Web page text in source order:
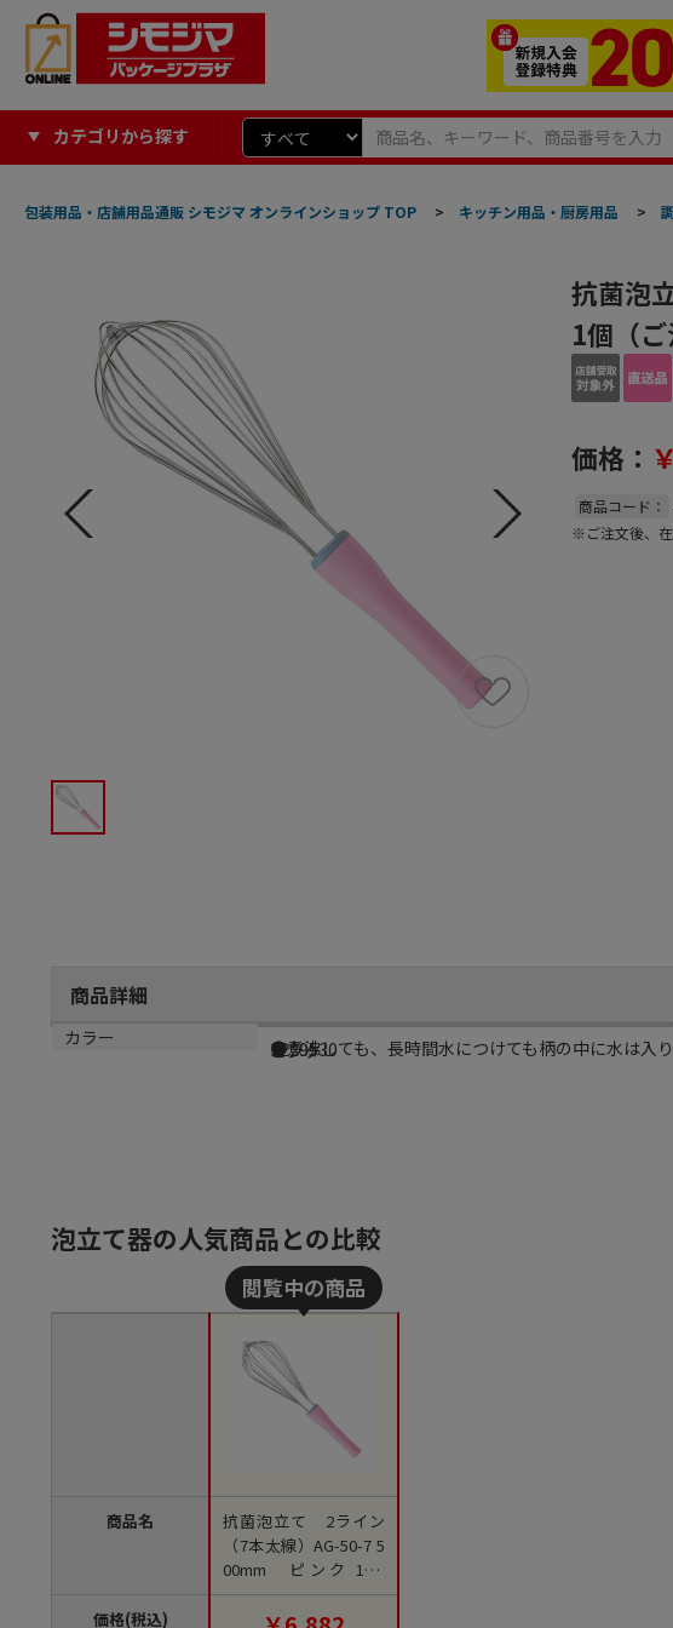
カテゴリから探す
包装用品・店舗用品通販 シモジマ オンラインショップ TOP > キッチン用品・厨房用品 >
抗菌泡
1個（
価格：
商品コード：
※ご注文後、在
商品詳細
商品説明
●煮沸しても、長時間水につけても柄の中に水は
メーカー品番
3229530
カラー
ピンク
泡立て器の人気商品との比較
商品名
価格(税込)
抗菌泡立て 2ライン
（7本太線）AG-50-7 5
00mm ピンク 1個
（ご注文単位1個）
【直送品】